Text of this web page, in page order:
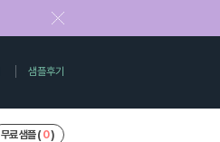
샘플후기
무료 샘플 ( 0)